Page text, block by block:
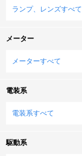
ランプ、レンズすべて
メーター
メーターすべて
電装系
電装系すべて
駆動系